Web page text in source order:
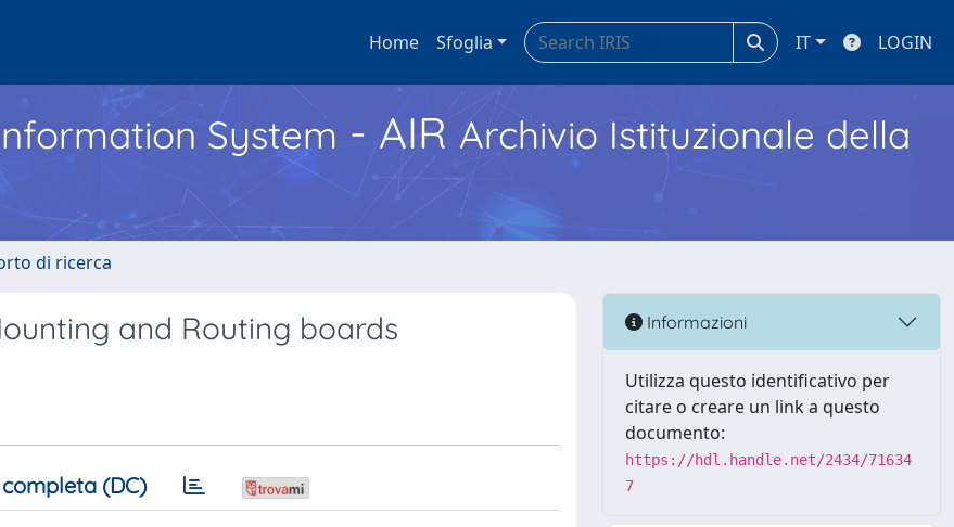
Home Sfoglia IT LOGIN
System - AIR Archivio Istituzionale della
di ricerca
and Routing boards
(DC)
Informazioni
Utilizza questo identificativo per
citare o creare un link a questo
documento:
https://hdl.handle.net/2434/71634
7